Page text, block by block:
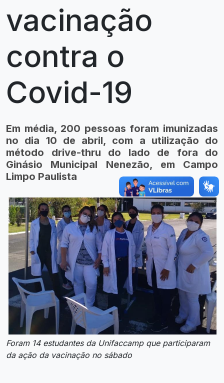
vacinação
contra o
Covid-19
Em média, 200 pessoas foram imunizadas
no dia 10 de abril, com a utilização do
método drive-thru do lado de fora do
Ginásio Municipal Nenezão, em Campo
Limpo Paulista
Foram 14 estudantes da Unifaccamp que participaram
da ação da vacinação no sábado